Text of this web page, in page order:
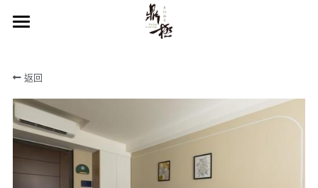
關於鼎極
服務項目
作品欣賞
裝修知識庫
返回
部落格分類
所有博客分類
空間設計
裝修篇